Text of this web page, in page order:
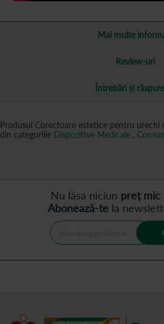
Mai multe
Review-uri
Întrebări și
Produsul Corectoare estetice pentru
din categoriile Dispozitive Medicale ,
Nu lăsa niciun preț mic
Abonează-tela